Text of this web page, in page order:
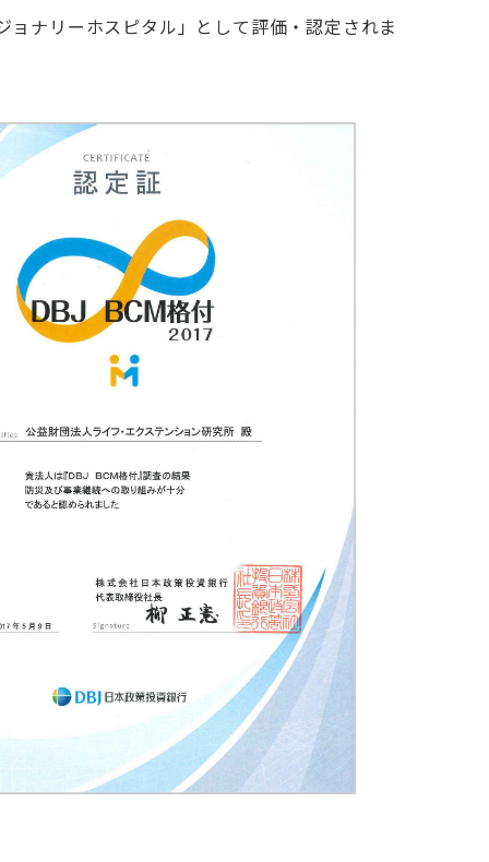
ナリーホスピタル」として評価・認定されま